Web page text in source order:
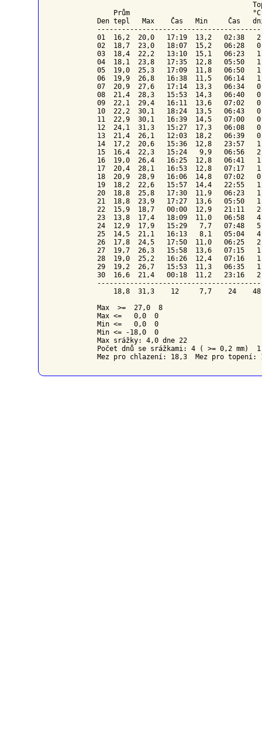
Prům
Den tepl   Max    Čas   Min     Čas
01  16,2  20,0   17:19  13,2   02:38
02  18,7  23,0   18:07  15,2   06:28
03  18,4  22,2   13:10  15,1   06:23
04  18,1  23,8   17:35  12,8   05:50
05  19,0  25,3   17:09  11,8   06:50
06  19,9  26,8   16:38  11,5   06:14
07  20,9  27,6   17:14  13,3   06:34
08  21,4  28,3   15:53  14,3   06:40
09  22,1  29,4   16:11  13,6   07:02
10  22,2  30,1   18:24  13,5   06:43
11  22,9  30,1   16:39  14,5   07:00
12  24,1  31,3   15:27  17,3   06:08
13  21,4  26,1   12:03  18,2   06:39
14  17,2  20,6   15:36  12,8   23:57
15  16,4  22,3   15:24   9,9   06:56
16  19,0  26,4   16:25  12,8   06:41
17  20,4  28,1   16:53  12,8   07:17
18  20,9  28,9   16:06  14,8   07:02
19  18,2  22,6   15:57  14,4   22:55
20  18,8  25,8   17:30  11,9   06:23
21  18,8  23,9   17:27  13,6   05:50
22  15,9  18,7   00:00  12,9   21:11
23  13,8  17,4   18:09  11,0   06:58
24  12,9  17,9   15:29   7,7   07:48
25  14,5  21,1   16:13   8,1   05:04
26  17,8  24,5   17:50  11,0   06:25
27  19,7  26,3   15:58  13,6   07:15
28  19,0  25,2   16:26  12,4   07:16
29  19,2  26,7   15:53  11,3   06:35
30  16,6  21,4   00:18  11,2   23:16
18,8  31,3    12     7,7    24
Max  >=  27,0  8
Max <=   0,0  0
Min <=   0,0  0
Min <= -18,0  0
Max srážky: 4,0 dne 22
Počet dnů se srážkami: 4 ( >= 0,2 mm)